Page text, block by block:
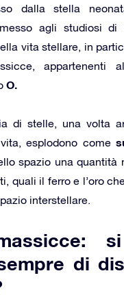
dalla stella
agli studiosi di
vita stellare, in
appartenenti
O.
di stelle, una volta
esplodono come
spazio una quantità
quali il ferro e l’oro
interstellare.
di